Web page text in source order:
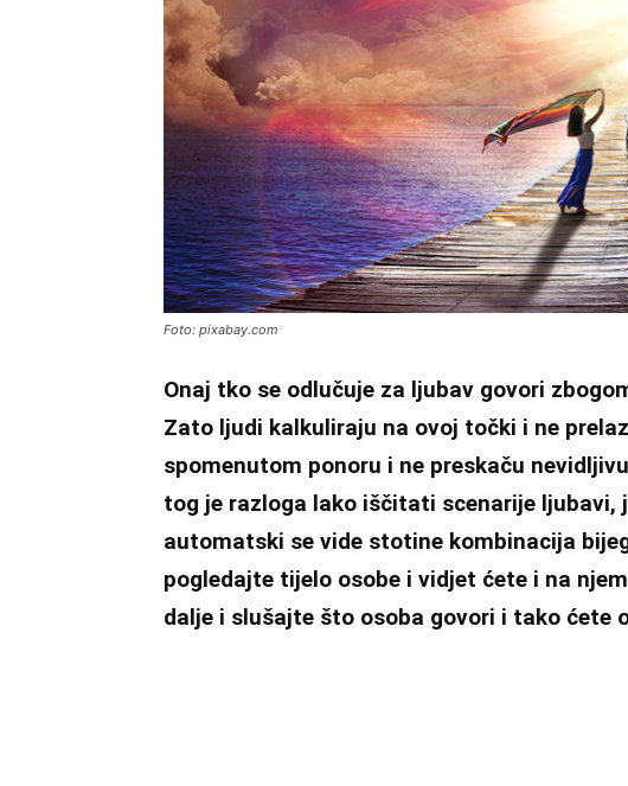
Foto: pixabay.com
Onaj tko se odlučuje za ljubav govori
Zato ljudi kalkuliraju na ovoj točki i ne
spomenutom ponoru i ne preskaču
tog je razloga lako iščitati scenarije ljubavi,
automatski se vide stotine kombinacija
pogledajte tijelo osobe i vidjet ćete i na
dalje i slušajte što osoba govori i tako ćete